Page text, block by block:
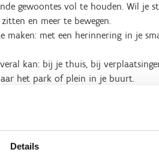
Details
gewoontes vol te houden. Wil je
en meer te bewegen.
maken: met een herinnering in je
kan: bij je thuis, bij
het park of plein in je buurt.